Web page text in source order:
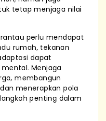
tetap menjaga nilai
perlu mendapat
rumah, tekanan
dapat
Menjaga
membangun
menerapkan pola
penting dalam